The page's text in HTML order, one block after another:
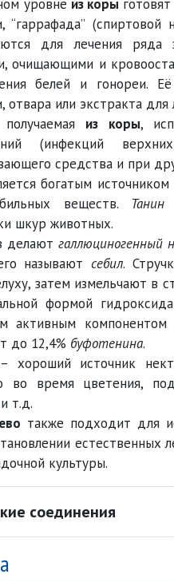
уровне из коры
“гаррафада”
для лечения ряда
очищающими и
белей и гонореи.
отвара или экстракта для
из коры,
(инфекций
средства и при
богатым
веществ. Танин
шкур животных.
делают галлюциногенный
называют себил.
затем измельчают в
формой
активным
до 12,4% буфотенина.
– хороший источник
во время цветения,
т.д.
также подходит для
естественных
культуры.
соединения